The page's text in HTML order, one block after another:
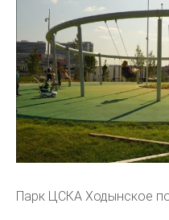
Парк ЦСКА Ходынское